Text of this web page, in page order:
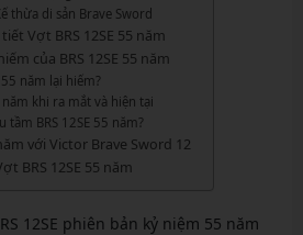
thừa di sản Brave Sword
Vợt BRS 12SE 55 năm
của BRS 12SE 55 năm
55 năm lại hiếm?
năm khi ra mắt và hiện tại
BRS 12SE 55 năm?
với Victor Brave Sword 12
BRS 12SE 55 năm
12SE phiên bản kỷ niệm 55 năm